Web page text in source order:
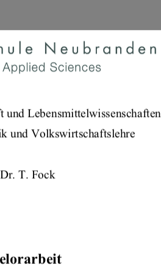
und Lebensmittelwissenschaften
und Volkswirtschaftslehre
T. Fock